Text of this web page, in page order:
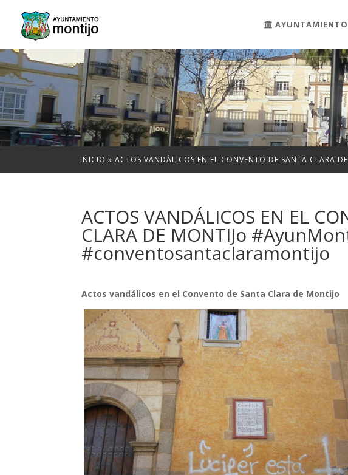
AYUNTAMIENTO
INICIO » ACTOS VANDÁLICOS EN EL CONVENTO DE SANTA CLARA
ACTOS VANDÁLICOS EN EL
CLARA DE MONTIJo
#conventosantaclaramontijo
Actos vandálicos en el Convento de Santa Clara de Montijo